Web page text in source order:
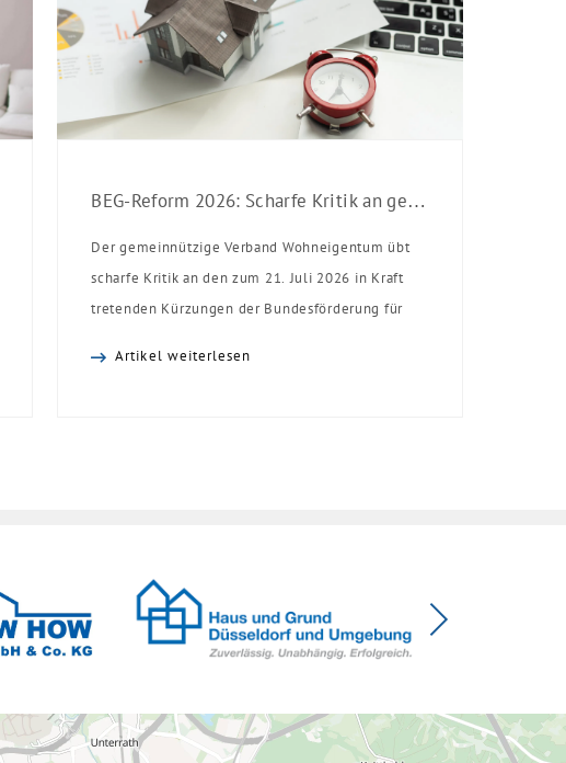
BEG-Reform 2026: Scharfe Kritik an gekürzten Sanierungsförderungen
Der gemeinnützige Verband Wohneigentum übt
scharfe Kritik an den zum 21. Juli 2026 in Kraft
tretenden Kürzungen der Bundesförderung für
Artikel weiterlesen